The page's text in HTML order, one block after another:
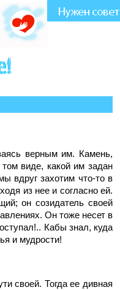
участии и совете.
верным им. Камень,
виде, какой им задан
вдруг захотим что-то в
из нее и согласно ей.
он созидатель своей
Он тоже несет в
Кабы знал, куда
и мудрости!
своей. Тогда ее дивная